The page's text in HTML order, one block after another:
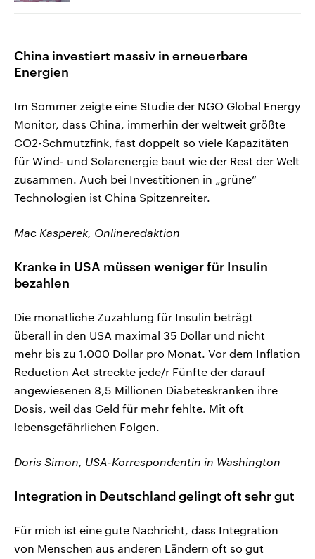
China investiert massiv in erneuerbare
Energien
Im Sommer zeigte eine Studie der NGO Global Energy
Monitor, dass China, immerhin der weltweit größte
CO2-Schmutzfink, fast doppelt so viele Kapazitäten
für Wind- und Solarenergie baut wie der Rest der Welt
zusammen. Auch bei Investitionen in „grüne“
Technologien ist China Spitzenreiter.
Mac Kasperek, Onlineredaktion
Kranke in USA müssen weniger für Insulin
bezahlen
Die monatliche Zuzahlung für Insulin beträgt
überall in den USA maximal 35 Dollar und nicht
mehr bis zu 1.000 Dollar pro Monat. Vor dem Inflation
Reduction Act streckte jede/r Fünfte der darauf
angewiesenen 8,5 Millionen Diabeteskranken ihre
Dosis, weil das Geld für mehr fehlte. Mit oft
lebensgefährlichen Folgen.
Doris Simon, USA-Korrespondentin in Washington
Integration in Deutschland gelingt oft sehr gut
Für mich ist eine gute Nachricht, dass Integration
von Menschen aus anderen Ländern oft so gut